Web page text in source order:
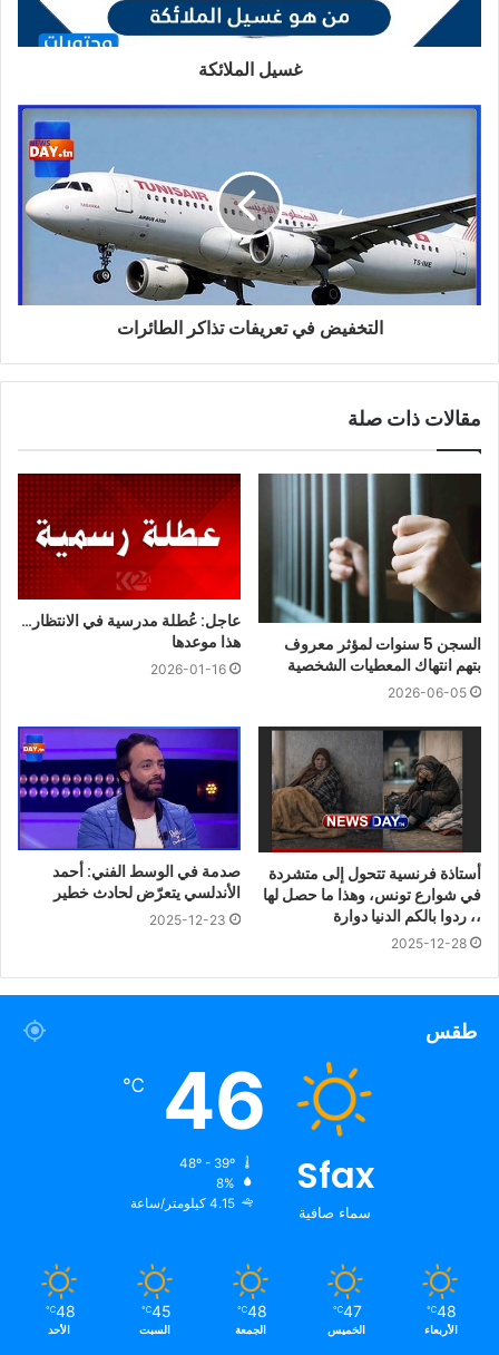
غسيل الملائكة
التخفيض في تعريفات تذاكر الطائرات
مقالات ذات صلة
السجن 5 سنوات لمؤثر معروف
بتهم انتهاك المعطيات الشخصية
2026-06-05
عاجل: عُطلة مدرسية في الانتظار…
هذا موعدها
2026-01-16
أستاذة فرنسية تتحول إلى متشردة
في شوارع تونس، وهذا ما حصل لها
،، ردوا بالكم الدنيا دوارة
2025-12-28
صدمة في الوسط الفني: أحمد
الأندلسي يتعرّض لحادث خطير
2025-12-23
طقس
Sfax
سماء صافية
46
℃
8%
4.15 كيلومتر/ساعة
48
℃
الأربعاء
47
℃
الخميس
48
℃
الجمعة
45
℃
السبت
48
℃
الأحد